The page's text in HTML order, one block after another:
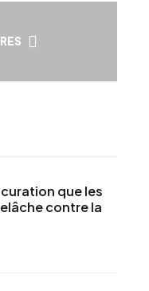
que les
contre la